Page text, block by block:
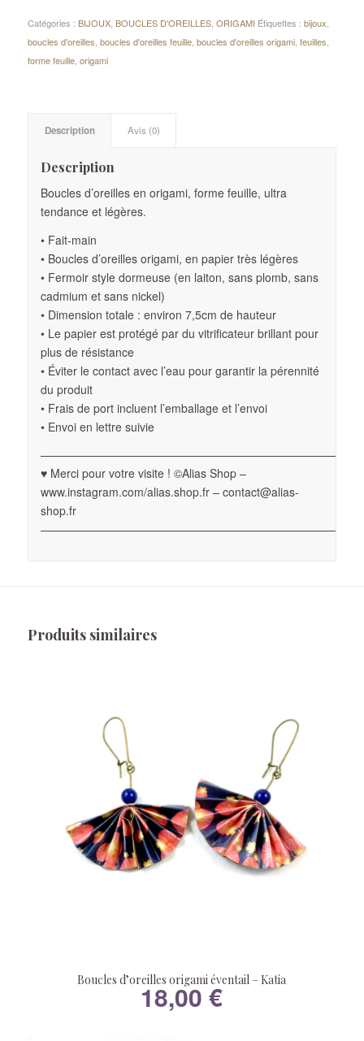
Catégories : BIJOUX, BOUCLES D'OREILLES, ORIGAMI Étiquettes : bijoux
boucles d'oreilles boucles d'oreilles feuille, boucles d'oreilles origami, feuilles
forme feuille, origami
Description Avis (0)
Description
Boucles d’oreilles en origami, forme feuille, ultra
tendance et légères.
• Fait-main
• Boucles d’oreilles origami, en papier très légères
• Fermoir style dormeuse (en laiton, sans plomb, sans
cadmium et sans nickel)
• Dimension totale : environ 7,5cm de hauteur
• Le papier est protégé par du vitrificateur brillant pour
plus de résistance
• Éviter le contact avec l’eau pour garantir la pérennité
du produit
• Frais de port incluent l’emballage et l’envoi
• Envoi en lettre suivie
♥ Merci pour votre visite ! ©Alias Shop –
www.instagram.com/alias.shop.fr – contact@alias-
shop.fr
Produits similaires
Boucles d’oreilles origami éventail – Katia
18,00€